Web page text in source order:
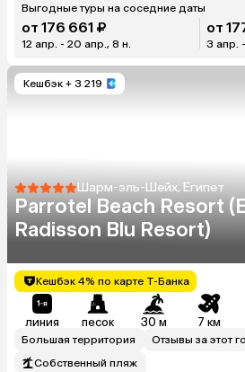
Выгодные туры на соседние даты
от 176 661 ₽
12 апр. - 20 апр., 8 н.
от
3 апр.
Кешбэк + 3 219
Шарм-эль-Шейх, Египет
Parrotel Beach Resort
Radisson Blu Resort)
Кешбэк 4% по карте Т-Банка
линия песок 30 м 7 км
Большая территория
Отзывы за этот
Собственный пляж